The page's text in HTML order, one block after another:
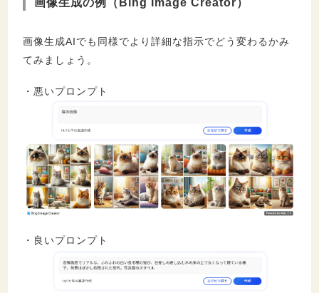
画像生成AIでも同様でより詳細な指示でどう変わるかみ
てみましょう。
・悪いプロンプト
・良いプロンプト